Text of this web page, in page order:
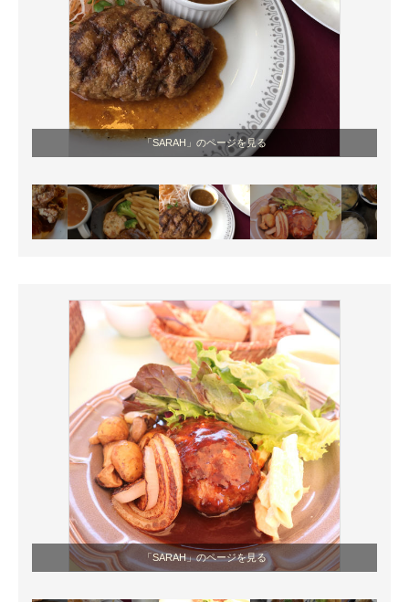
「SARAH」のページを見る
「SARAH」のページを見る